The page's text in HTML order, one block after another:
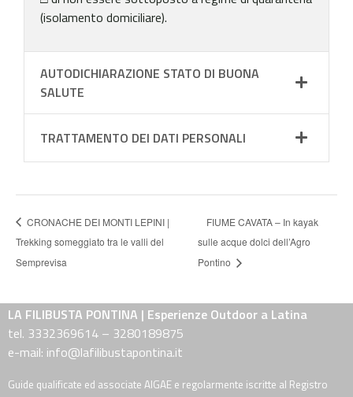
(isolamento domiciliare).
AUTODICHIARAZIONE STATO DI BUONA
SALUTE
TRATTAMENTO DEI DATI PERSONALI
CRONACHE DEI MONTI LEPINI |
Trekking someggiato tra le valli del
Semprevisa
FIUME CAVATA – In kayak
sulle acque dolci dell’Agro
Pontino
LA FILIBUSTA PONTINA | Esperienze Outdoor a Latina
tel. 3332369614 – 3280189875
e-mail: info@lafilibustapontina.it
Guide qualificate ed associate AIGAE e regolarmente iscritte al Registro